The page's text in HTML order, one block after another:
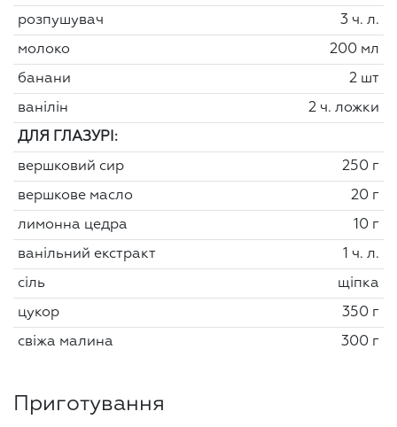
розпушувач 3 ч. л.
молоко 200 мл
банани 2 шт
ванілін 2 ч. ложки
ДЛЯ ГЛАЗУРІ:
вершковий сир 250 г
вершкове масло 20 г
лимонна цедра 10 г
ванільний екстракт 1 ч. л.
сіль щіпка
цукор 350 г
свіжа малина 300 г
Приготування